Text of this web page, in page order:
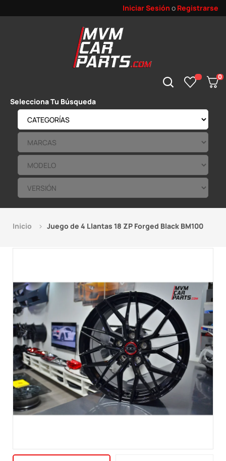
Iniciar Sesión o Registrarse
0
Selecciona Tu Búsqueda
Inicio Juego de 4 Llantas 18 ZP Forged Black BM100